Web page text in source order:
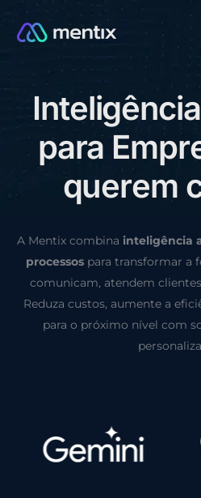
Inteligência
para Empr
querem
A Mentix combina inteligência
processospara transformar a
comunicam, atendem
Reduza custos, aumente a
para o próximo nível com